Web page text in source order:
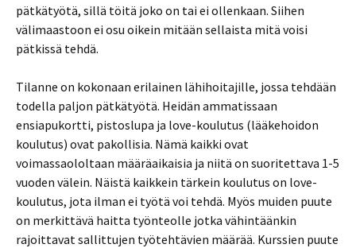
pätkätyötä, sillä töitä joko on tai ei ollenkaan. Siihen
välimaastoon ei osu oikein mitään sellaista mitä voisi
pätkissä tehdä.
Tilanne on kokonaan erilainen lähihoitajille, jossa tehdään
todella paljon pätkätyötä. Heidän ammatissaan
ensiapukortti, pistoslupa ja love-koulutus (lääkehoidon
koulutus) ovat pakollisia. Nämä kaikki ovat
voimassaololtaan määräaikaisia ja niitä on suoritettava 1-5
vuoden välein. Näistä kaikkein tärkein koulutus on love-
koulutus, jota ilman ei työtä voi tehdä. Myös muiden puute
on merkittävä haitta työnteolle jotka vähintäänkin
rajoittavat sallittujen työtehtävien määrää. Kurssien puute